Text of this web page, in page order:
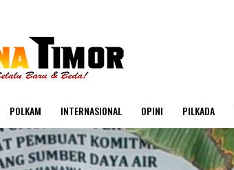
POLKAM INTERNASIONAL OPINI PILKADA